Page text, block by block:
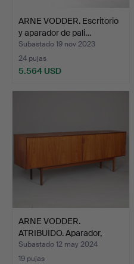
ARNE VODDER. Escritorio
y aparador de pali…
Subastado 19 nov 2023
24 pujas
5.564 USD
ARNE VODDER.
ATRIBUIDO. Aparador,
ancho co…
Subastado 12 may 2024
19 pujas